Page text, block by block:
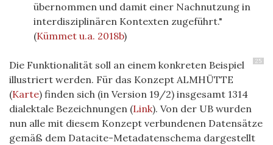
übernommen und damit einer Nachnutzung in
interdisziplinären Kontexten zugeführt."
(Kümmet u.a. 2018b)
25
Die Funktionalität soll an einem konkreten Beispiel
illustriert werden. Für das Konzept ALMHÜTTE
(Karte) finden sich (in Version 19/2) insgesamt 1314
dialektale Bezeichnungen (Link). Von der UB wurden
nun alle mit diesem Konzept verbundenen Datensätze
gemäß dem Datacite-Metadatenschema dargestellt